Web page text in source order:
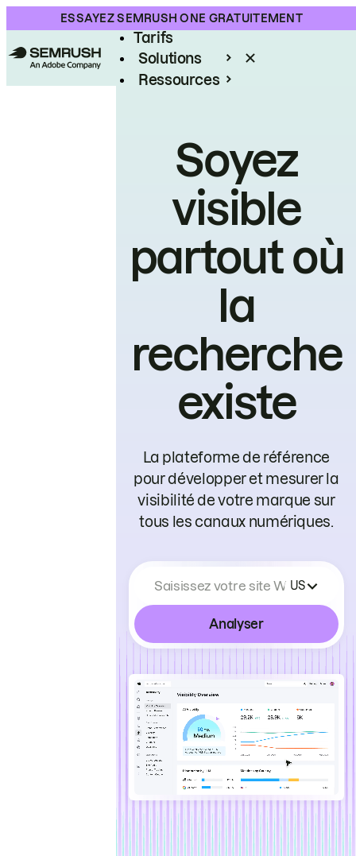
ESSAYEZ SEMRUSH ONE GRATUITEMENT
Produit
Tarifs
Solutions
Ressources
Soyez
visible
partout où
la
recherche
existe
La plateforme de référence
pour développer et mesurer la
visibilité de votre marque sur
tous les canaux numériques.
Saisissez votre site Web
US
Analyser